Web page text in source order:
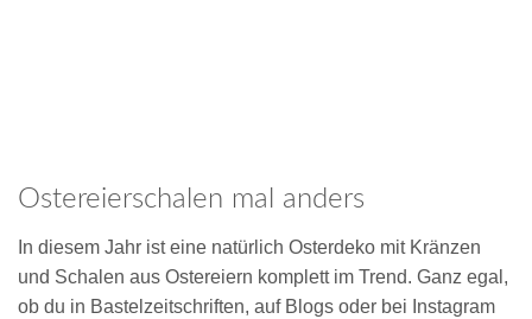
Ostereierschalen mal anders
In diesem Jahr ist eine natürlich Osterdeko mit Kränzen
und Schalen aus Ostereiern komplett im Trend. Ganz egal,
ob du in Bastelzeitschriften, auf Blogs oder bei Instagram